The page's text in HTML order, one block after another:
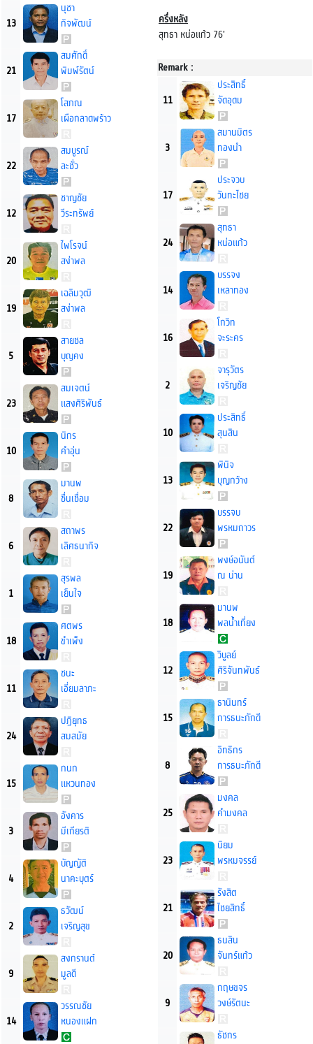
13
นุชา
กิจพัฒน์
21
สมศักดิ์
พิมพ์รัตน์
17
โสภณ
เผือกลาดพร้าว
22
สมบูรณ์
ละชั่ว
12
ชาญชัย
วีระทรัพย์
20
ไพโรจน์
สง่าพล
19
เฉลิมวุฒิ
สง่าพล
5
สายชล
บุญคง
23
สมเจตน์
แสงศิริพันธ์
10
นิกร
คำอุ่น
8
มานพ
ชื่นเชื่อม
6
สถาพร
เลิศธนากิจ
1
สุรพล
เย็นใจ
18
ศตพร
ขำเพ็ง
11
ชนะ
เอี่ยมลาภะ
24
ปฏิยุทธ
สมสมัย
15
กนก
แหวนทอง
3
อังคาร
มีเกียรติ
4
บัญญัติ
นาคะบุตร์
2
ธวัฒน์
เจริญสุข
9
สงกรานต์
มูลดี
14
วรรณชัย
หนองแฝก
ครึ่งหลัง
สุทธา หน่อแก้ว 76'
Remark :
11
ประสิทธิ์
จัดอุดม
3
สมานมิตร
ทองนำ
17
ประจวบ
วันทะไชย
24
สุทธา
หน่อแก้ว
14
บรรจง
เหลาทอง
16
โกวิท
จะระคร
2
จารุวัตร
เจริญชัย
10
ประสิทธิ์
สุนสิน
13
พินิจ
บุญกว้าง
22
บรรจบ
พรหมถาวร
19
พงษ์อนันต์
ณ น่าน
18
มานพ
พลน้ำเที่ยง
12
วิบูลย์
ศิริจันทพันธ์
15
ธานินทร์
การธนะภักดี
8
อิทธิกร
การธนะภักดี
25
มงคล
คำมงคล
23
นิยม
พรหมจรรย์
21
รังสิต
ไชยสิทธิ์
20
ธนสิน
จันทร์แก้ว
9
กฤษขจร
วงษ์รัตนะ
ธัชกร